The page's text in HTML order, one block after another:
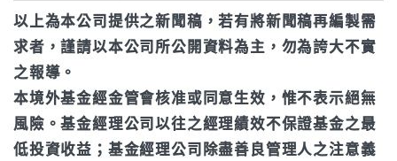
以上為本公司提供之新聞稿，若有將新聞稿再編製需
求者，謹請以本公司所公開資料為主，勿為誇大不實
之報導。
本境外基金經金管會核准或同意生效，惟不表示絕無
風險。基金經理公司以往之經理績效不保證基金之最
低投資收益；基金經理公司除盡善良管理人之注意義